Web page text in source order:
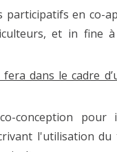
participatifs en co-
et in fine
dans le cadre
conception pour
l'utilisation